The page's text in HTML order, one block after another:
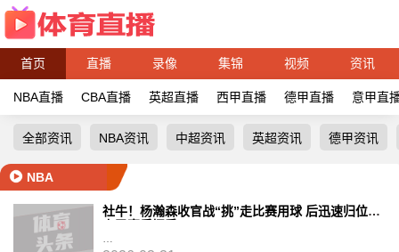
首页 直播 录像 集锦 视频 资讯
NBA直播 CBA直播 英超直播 西甲直播 德甲直播 意甲直
全部资讯 NBA资讯 中超资讯 英超资讯 德甲资讯
NBA
社牛！杨瀚森收官战“挑”走比赛用球 后迅速归位补